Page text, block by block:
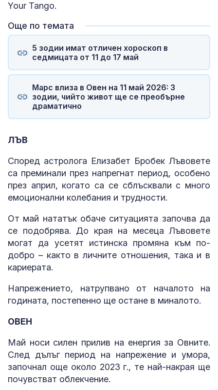
Your Tango.
Още по темата
5 зодии имат отличен хороскоп в
седмицата от 11 до 17 май
Марс влиза в Овен на 11 май 2026: 3
зодии, чийто живот ще се преобърне
драматично
ЛЪВ
Според астролога Елизабет Бробек Лъвовете
са преминали през напрегнат период, особено
през април, когато са се сблъсквали с много
емоционални колебания и трудности.
От май нататък обаче ситуацията започва да
се подобрява. До края на месеца Лъвовете
могат да усетят истинска промяна към по-
добро – както в личните отношения, така и в
кариерата.
Напрежението, натрупвано от началото на
годината, постепенно ще остане в миналото.
ОВЕН
Май носи силен прилив на енергия за Овните.
След дълъг период на напрежение и умора,
започнал още около 2023 г., те най-накрая ще
почувстват облекчение.